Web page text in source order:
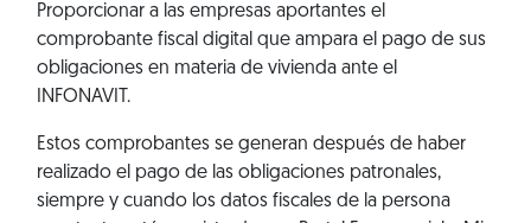
Proporcionar a las empresas aportantes el
comprobante fiscal digital que ampara el pago de sus
obligaciones en materia de vivienda ante el
INFONAVIT.
Estos comprobantes se generan después de haber
realizado el pago de las obligaciones patronales,
siempre y cuando los datos fiscales de la persona